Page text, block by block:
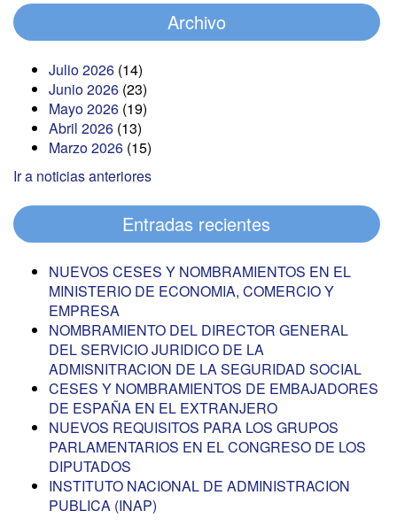
Archivo
Julio 2026 (14)
Junio 2026 (23)
Mayo 2026 (19)
Abril 2026 (13)
Marzo 2026 (15)
Ir a noticias anteriores
Entradas recientes
NUEVOS CESES Y NOMBRAMIENTOS EN EL
MINISTERIO DE ECONOMIA, COMERCIO Y
EMPRESA
NOMBRAMIENTO DEL DIRECTOR GENERAL
DEL SERVICIO JURIDICO DE LA
ADMISNITRACION DE LA SEGURIDAD SOCIAL
CESES Y NOMBRAMIENTOS DE EMBAJADORES
DE ESPAÑA EN EL EXTRANJERO
NUEVOS REQUISITOS PARA LOS GRUPOS
PARLAMENTARIOS EN EL CONGRESO DE LOS
DIPUTADOS
INSTITUTO NACIONAL DE ADMINISTRACION
PUBLICA (INAP)